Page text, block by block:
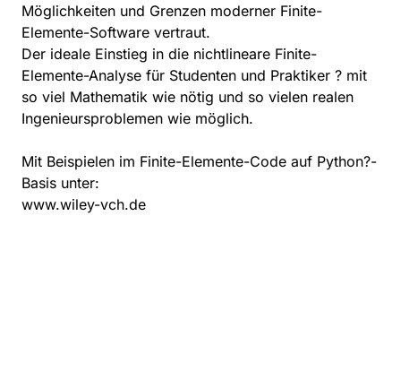
Möglichkeiten und Grenzen moderner Finite-
Elemente-Software vertraut.
Der ideale Einstieg in die nichtlineare Finite-
Elemente-Analyse für Studenten und Praktiker ? mit
so viel Mathematik wie nötig und so vielen realen
Ingenieursproblemen wie möglich.
Mit Beispielen im Finite-Elemente-Code auf Python?-
Basis unter:
www.wiley-vch.de